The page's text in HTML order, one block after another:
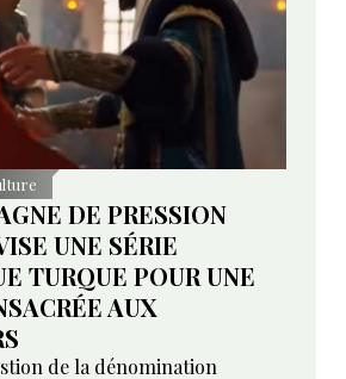
DE PRESSION
UNE SÉRIE
TURQUE POUR UNE
AUX
de la dénomination